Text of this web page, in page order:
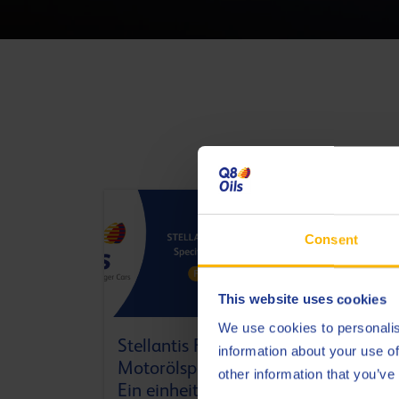
Consent
This website uses cookies
We use cookies to
information about your use
other information that
Stellantis FPW-
Motorölspezifikationen:
Ein einheitlicher Ansatz